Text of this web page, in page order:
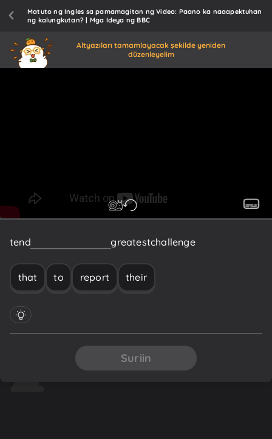
Matuto ng Ingles sa pamamagitan ng Video: Paano ka naaapektuhan
ng kalungkutan? | Mga Ideya ng BBC
Altyazıları tamamlayacak şekilde yeniden
düzenleyelim
tend theirgreatestchallenge
that to report their
Suriin